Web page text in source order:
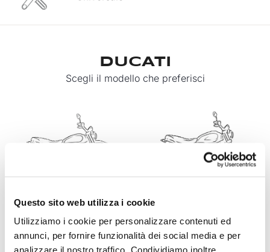
Questo sito web utilizza i cookie
Utilizziamo i cookie per personalizzare contenuti ed
annunci, per fornire funzionalità dei social media e per
analizzare il nostro traffico. Condividiamo inoltre
DUCATI
Scegli il modello che preferisci
Scrambler 800